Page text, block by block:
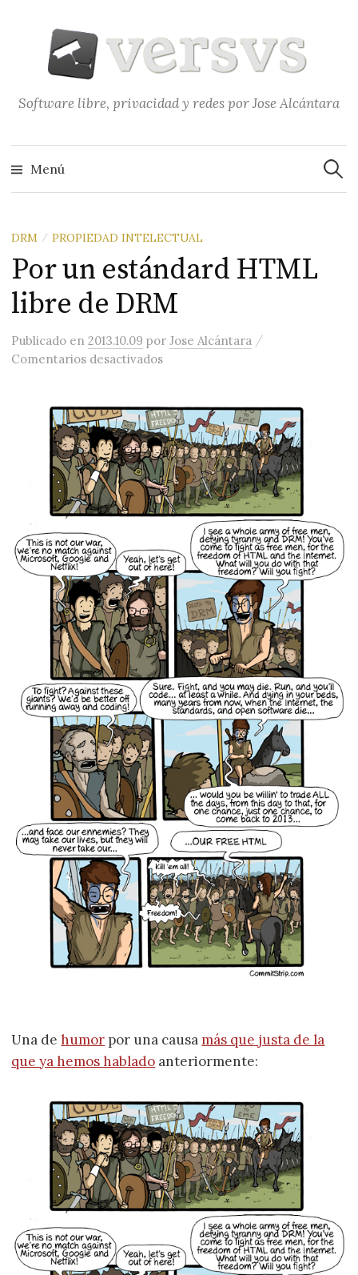
contenido
Software libre, privacidad y redes por Jose Alcántara
Menú
DRM / PROPIEDAD INTELECTUAL
Por un estándard HTML
libre de DRM
Publicado en2013.10.09 porJose Alcántara /
Comentarios desactivadosen Por un estándard HTML libre
Una dehumor por una causamás que justa de la
que ya hemos hablado anteriormente: